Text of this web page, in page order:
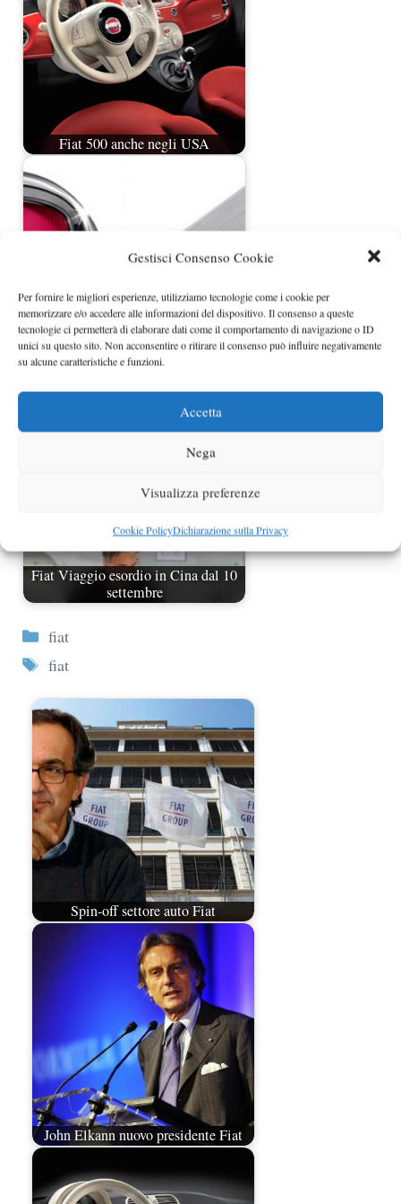
Gestisci Consenso Cookie
Per fornire le migliori esperienze, utilizziamo tecnologie come i cookie per
memorizzare e/o accedere alle informazioni del dispositivo. Il consenso a queste
tecnologie ci permetterà di elaborare dati come il comportamento di navigazione o ID
unici su questo sito. Non acconsentire o ritirare il consenso può influire negativamente
su alcune caratteristiche e funzioni.
Accetta
Nega
Visualizza preferenze
Cookie PolicyDichiarazione sulla Privacy
Fiat 500 anche negli USA
Fiat e Chrysler venderanno 7 nuovi
modelli in USA
Fiat Viaggio esordio in Cina dal 10
settembre
Categorie
fiat
Tag
fiat
Spin-off settore auto Fiat
John Elkann nuovo presidente Fiat